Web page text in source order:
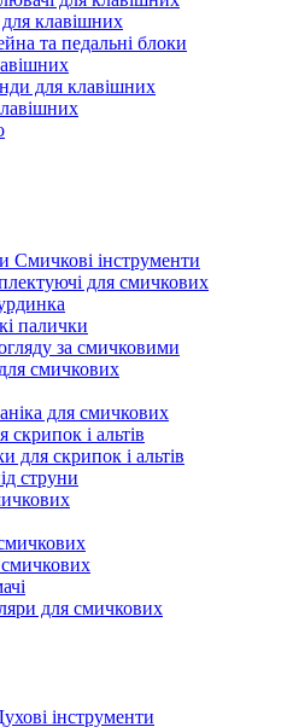
клавішних
та педальні блоки
для клавішних
Смичкові інструменти
для смичкових
палички
за смичковими
смичкових
для смичкових
і альтів
для скрипок і альтів
струни
для смичкових
інструменти